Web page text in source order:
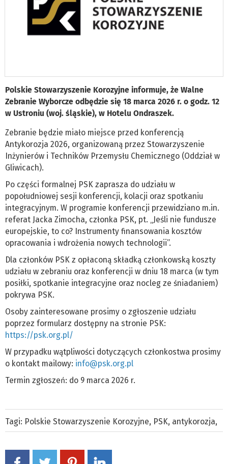
Polskie Stowarzyszenie Korozyjne informuje, że Walne
Zebranie Wyborcze odbędzie się 18 marca 2026 r. o godz. 12
w Ustroniu (woj. śląskie), w Hotelu Ondraszek.
Zebranie będzie miało miejsce przed konferencją
Antykorozja 2026, organizowaną przez Stowarzyszenie
Inżynierów i Techników Przemysłu Chemicznego (Oddział w
Gliwicach).
Po części formalnej PSK zaprasza do udziału w
popołudniowej sesji konferencji, kolacji oraz spotkaniu
integracyjnym. W programie konferencji przewidziano m.in.
referat Jacka Zimocha, członka PSK, pt. „Jeśli nie fundusze
europejskie, to co? Instrumenty finansowania kosztów
opracowania i wdrożenia nowych technologii”.
Dla członków PSK z opłaconą składką członkowską koszty
udziału w zebraniu oraz konferencji w dniu 18 marca (w tym
posiłki, spotkanie integracyjne oraz nocleg ze śniadaniem)
pokrywa PSK.
Osoby zainteresowane prosimy o zgłoszenie udziału
poprzez formularz dostępny na stronie PSK:
https://psk.org.pl/
W przypadku wątpliwości dotyczących członkostwa prosimy
o kontakt mailowy: info@psk.org.pl
Termin zgłoszeń: do 9 marca 2026 r.
Tagi: Polskie Stowarzyszenie Korozyjne, PSK, antykorozja,